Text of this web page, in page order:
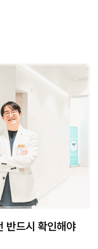
반드시 확인해야